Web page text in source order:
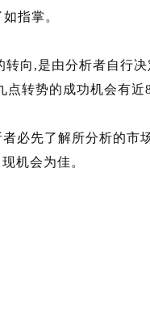
指掌。
,是由分析者自行决
点转势的成功机会有
先了解所分析的市
机会为佳。